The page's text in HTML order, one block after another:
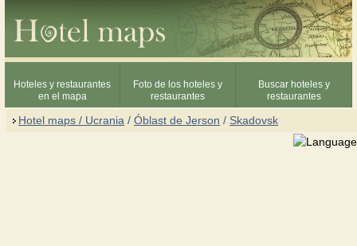
Hoteles y restaurantes
en el mapa
Foto de los hoteles y
restaurantes
Buscar hoteles y
restaurantes
Hotel maps / Ucrania / Óblast de Jerson / Skadovsk